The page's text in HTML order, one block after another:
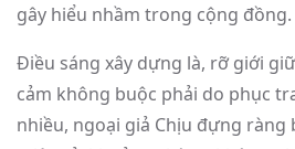
gây hiểu nhầm trong cộng đồng.
Điều sáng xây dựng là, rỡ giới
cảm không buộc phải do phục
nhiều, ngoại giả Chịu đựng ràng